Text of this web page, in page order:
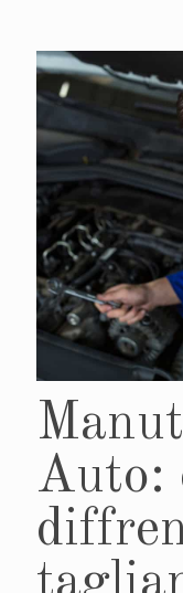
Auto: